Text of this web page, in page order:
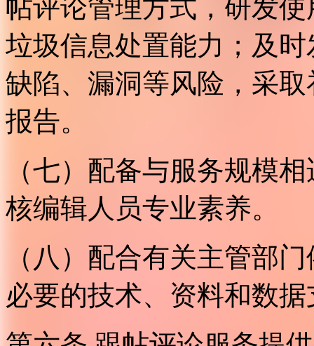
帖评论管理方式，研发
垃圾信息处置能力；及
缺陷、漏洞等风险，采
报告。
（七）配备与服务规模
核编辑人员专业素养。
（八）配合有关主管部
必要的技术、资料和数